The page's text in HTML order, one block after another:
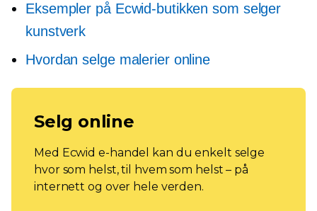
Eksempler på Ecwid-butikken som selger
kunstverk
Hvordan selge malerier online
Selg online
Med Ecwid e-handel kan du enkelt selge
hvor som helst, til hvem som helst – på
internett og over hele verden.